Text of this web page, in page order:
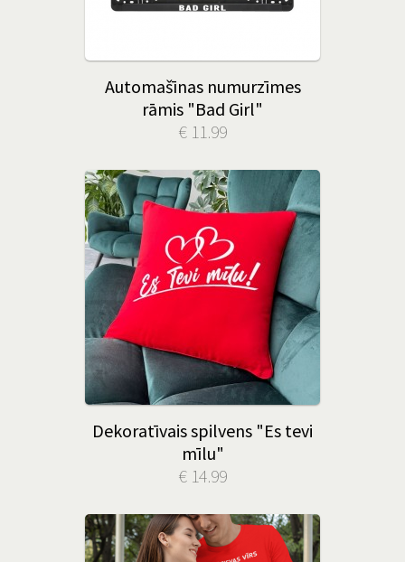
Automašīnas numurzīmes
rāmis "Bad Girl"
€ 11.99
Dekoratīvais spilvens "Es tevi
mīlu"
€ 14.99